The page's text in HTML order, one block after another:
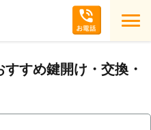
すめ鍵開け・交換・